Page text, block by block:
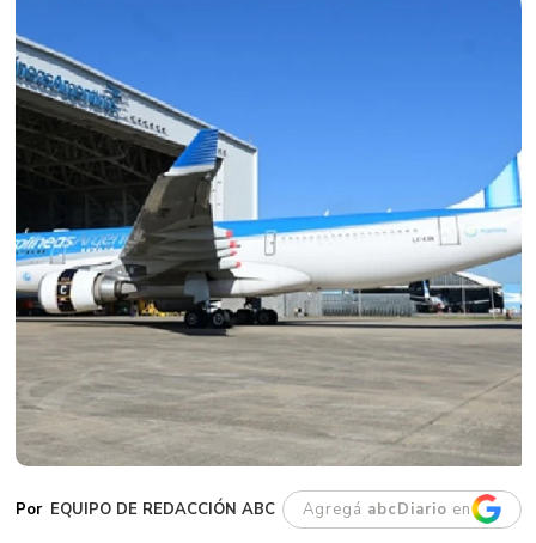
EQUIPO DE REDACCIÓN ABC Agregá abcDiario en